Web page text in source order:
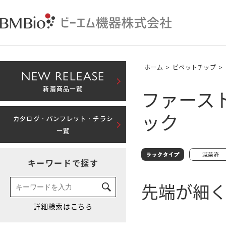
ホーム > ピペットチップ >
ファー
ック
先端が細
NEW RELEASE
新着商品一覧
カタログ・パンフレット・チラシ
一覧
キーワードで探す